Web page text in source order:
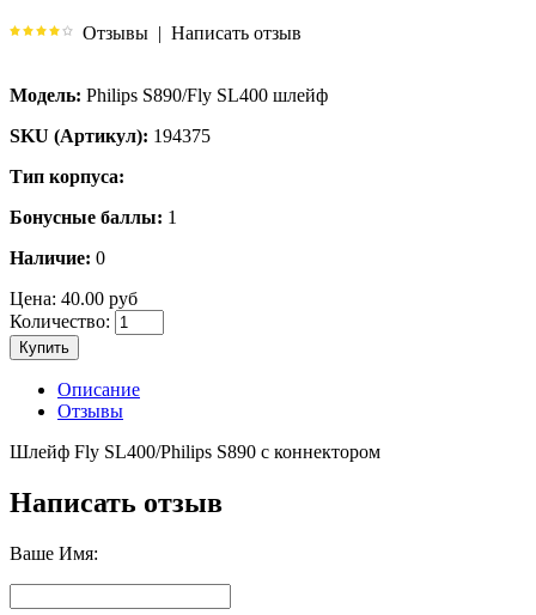
Отзывы | Написать отзыв
Модель: Philips S890/Fly SL400 шлейф
SKU (Артикул): 194375
Тип корпуса:
Бонусные баллы: 1
Наличие: 0
Цена: 40.00 руб
Количество:
Купить
Описание
Отзывы
Шлейф Fly SL400/Philips S890 с коннектором
Написать отзыв
Ваше Имя: